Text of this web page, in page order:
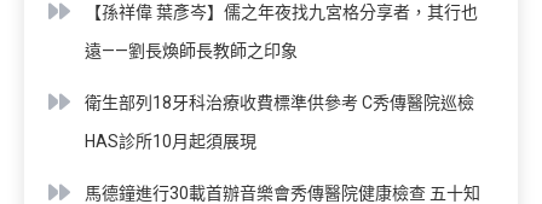
【孫祥偉 葉彥岑】儒之年夜找九宮格分享者，其行也
遠——劉長煥師長教師之印象
衛生部列18牙科治療收費標準供參考 C秀傳醫院巡檢
HAS診所10月起須展現
馬德鐘進行30載首辦音樂會秀傳醫院健康檢查 五十知